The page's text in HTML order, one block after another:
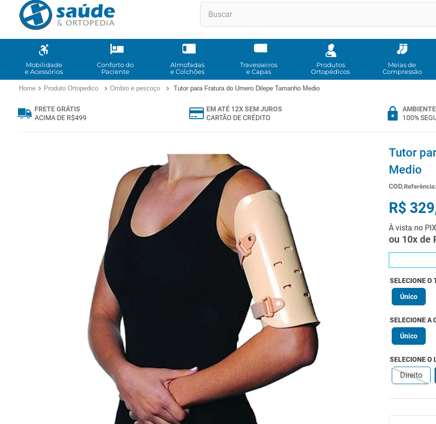
Mobilidade
e Acessórios
Conforto do
Paciente
Almofadas
e Colchões
Travesseiros
e Capas
Produtos
Ortopédicos
Meias de
Compressão
Produto Ortopedico Ombro e pescoço Tutor para Fratura do Umero Dilepe Tamanho Medio
FRETE GRÁTIS
ACIMA DE R$499
EM ATÉ 12X SEM JUROS
CARTÃO DE CRÉDITO
AMBIENTE
100%
Tutor
Medio
Referência
R$ 329
À vista no
ou 10x de
SELECIONE O
Único
SELECIONE A
Único
SELECIONE O
Direito
TERMOS MAIS BUSCADOS
andadores
meia compressao
3º
cadeira rodas
5º
munique
8º
imobilizador joelho
9º
almofadas
ortese polegar punho